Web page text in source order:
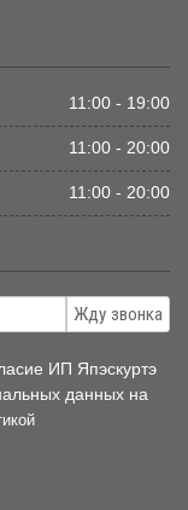
11:00 - 19:00
11:00 - 20:00
11:00 - 20:00
Жду звонка
ИП Япэскуртэ
данных на